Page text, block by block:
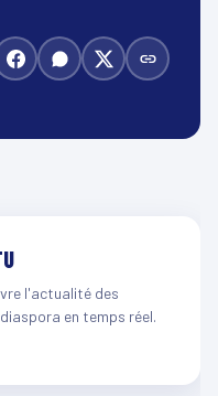
l'actualité des
en temps réel.